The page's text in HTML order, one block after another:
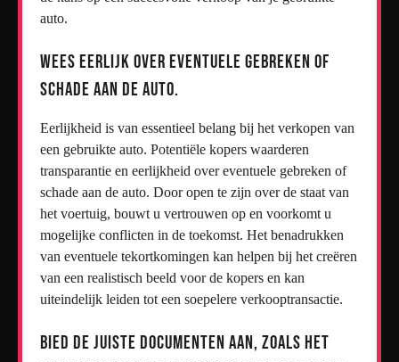
auto.
Wees eerlijk over eventuele gebreken of
schade aan de auto.
Eerlijkheid is van essentieel belang bij het verkopen van
een gebruikte auto. Potentiële kopers waarderen
transparantie en eerlijkheid over eventuele gebreken of
schade aan de auto. Door open te zijn over de staat van
het voertuig, bouwt u vertrouwen op en voorkomt u
mogelijke conflicten in de toekomst. Het benadrukken
van eventuele tekortkomingen kan helpen bij het creëren
van een realistisch beeld voor de kopers en kan
uiteindelijk leiden tot een soepelere verkooptransactie.
Bied de juiste documenten aan, zoals het